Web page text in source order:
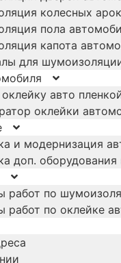
колесных
пола
капота
для
авто
оклейки
и модернизация
доп.
работ по
работ по оклейке